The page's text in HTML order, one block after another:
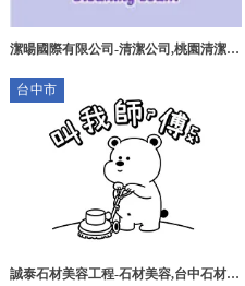
潔暘國際有限公司-清潔公司,桃園清潔公
清潔公司
台中市
誠泰石材美容工程-石材美容,台中石材美